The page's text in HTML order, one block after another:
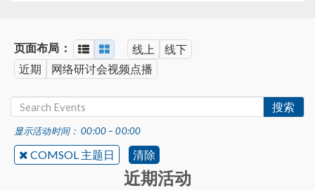
页面布局： 线上
线下
近期
网络研讨会视频点播
搜索
显示活动时间： 00:00 – 00:00
COMSOL 主题日 清除
近期活动